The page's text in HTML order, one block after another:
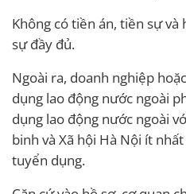
Không có tiền án, tiền sự và
sự đầy đủ.
Ngoài ra, doanh nghiệp
dụng lao động nước ngoài
dụng lao động nước ngoài
binh và Xã hội Hà Nội ít
tuyển dụng.